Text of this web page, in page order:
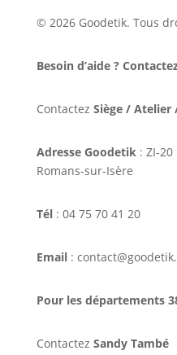
© 2026 Goodetik. Tous
Besoin d’aide ?
Contactez Siège / Atelier
Adresse Goodetik: ZI-20
Romans-sur-Isère
Tél: 04 75 70 41 20
Email:
Pour les départements
Contactez Sandy També